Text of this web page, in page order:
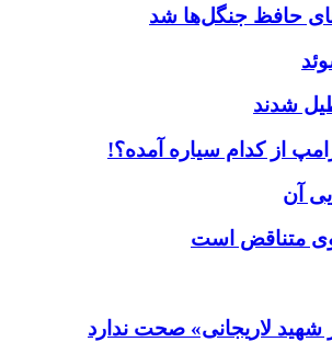
حافظ جنگل‌ها شد
شدند
از کدام سیاره آمده؟!
آن
وی متناقض است
شهید لاریجانی» صحت ندارد